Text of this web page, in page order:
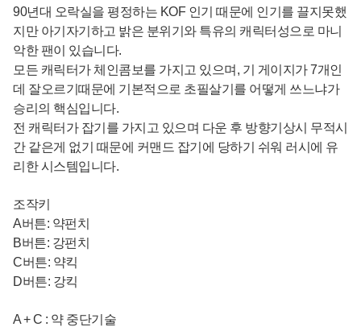
90년대 오락실을 평정하는 KOF 인기 때문에 인기를 끌지못했
지만 아기자기하고 밝은 분위기와 특유의 캐릭터성으로 마니
악한 팬이 있습니다.
모든 캐릭터가 체인콤보를 가지고 있으며, 기 게이지가 7개인
데 잘오르기때문에 기본적으로 초필살기를 어떻게 쓰느냐가
승리의 핵심입니다.
전 캐릭터가 잡기를 가지고 있으며 다운 후 방향기상시 무적시
간 같은게 없기 때문에 커맨드 잡기에 당하기 쉬워 러시에 유
리한 시스템입니다.
조작키
A버튼: 약펀치
B버튼: 강펀치
C버튼: 약킥
D버튼: 강킥
A + C : 약 중단기술